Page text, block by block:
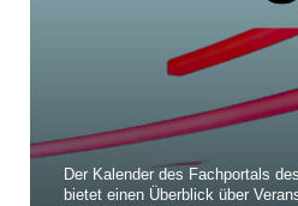
Der Kalender des Fachportals
bietet einen Überblick über